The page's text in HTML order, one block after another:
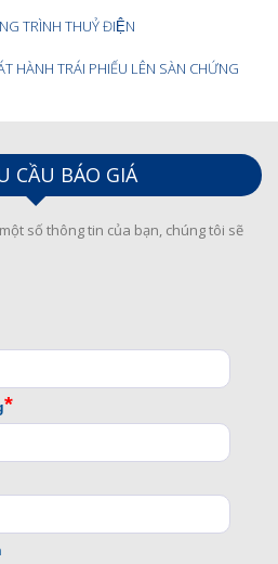
TRÌNH THUỶ ĐIỆN
HÀNH TRÁI PHIẾU LÊN SÀN CHỨNG
CẦU BÁO GIÁ
số thông tin của bạn, chúng tôi sẽ